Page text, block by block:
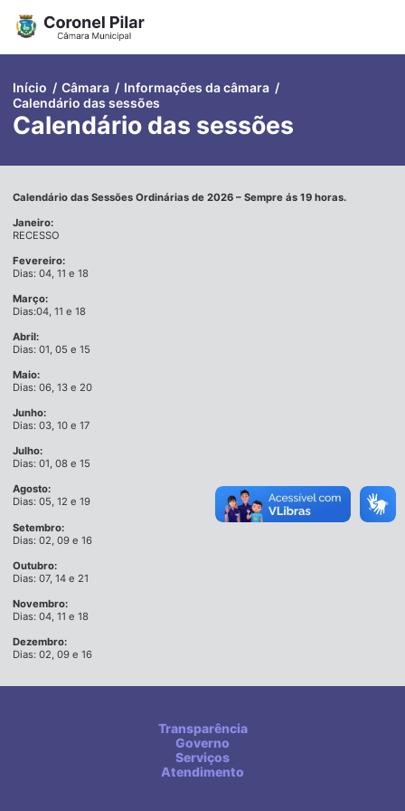
para
Início / Câmara / Informações da câmara /
Calendário das sessões
Calendário das sessões
Calendário das Sessões Ordinárias de 2026 – Sempre ás 19 horas.
Janeiro:
RECESSO
Fevereiro:
Dias: 04, 11 e 18
Março:
Dias:04, 11 e 18
Abril:
Dias: 01, 05 e 15
Maio:
Dias: 06, 13 e 20
Junho:
Dias: 03, 10 e 17
Julho:
Dias: 01, 08 e 15
Agosto:
Dias: 05, 12 e 19
Setembro:
Dias: 02, 09 e 16
Outubro:
Dias: 07, 14 e 21
Novembro:
Dias: 04, 11 e 18
Dezembro:
Dias: 02, 09 e 16
Transparência
Governo
Serviços
Atendimento